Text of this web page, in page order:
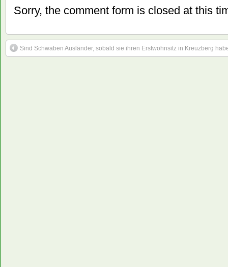
Sorry, the comment form is closed at this
Sind Schwaben Ausländer, sobald sie ihren Erstwohnsitz in Kreuzberg